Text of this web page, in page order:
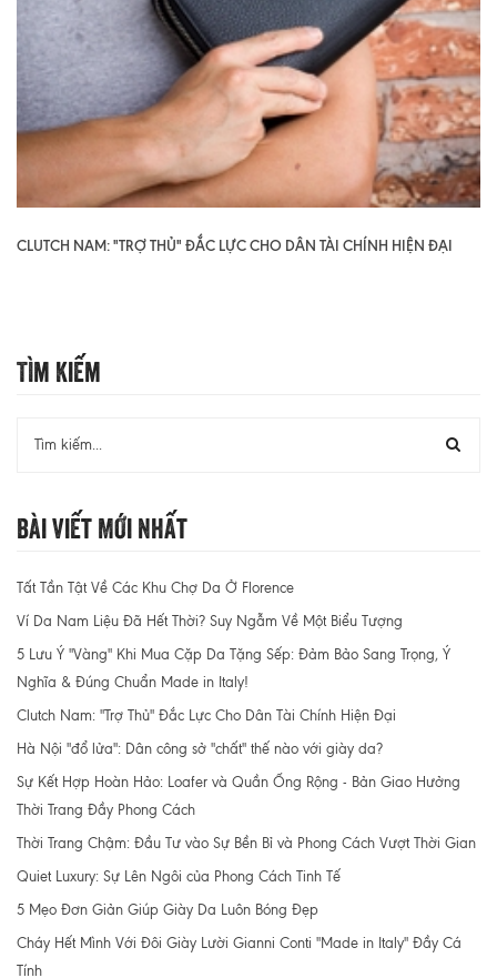
CLUTCH NAM: "TRỢ THỦ" ĐẮC LỰC CHO DÂN TÀI CHÍNH HIỆN ĐẠI
Tìm Kiếm
Bài Viết Mới Nhất
Tất Tần Tật Về Các Khu Chợ Da Ở Florence
Ví Da Nam Liệu Đã Hết Thời? Suy Ngẫm Về Một Biểu Tượng
5 Lưu Ý "Vàng" Khi Mua Cặp Da Tặng Sếp: Đảm Bảo Sang Trọng, Ý
Nghĩa & Đúng Chuẩn Made in Italy!
Clutch Nam: "Trợ Thủ" Đắc Lực Cho Dân Tài Chính Hiện Đại
Hà Nội "đổ lửa": Dân công sở "chất" thế nào với giày da?
Sự Kết Hợp Hoàn Hảo: Loafer và Quần Ống Rộng - Bản Giao Hưởng
Thời Trang Đầy Phong Cách
Thời Trang Chậm: Đầu Tư vào Sự Bền Bỉ và Phong Cách Vượt Thời Gian
Quiet Luxury: Sự Lên Ngôi của Phong Cách Tinh Tế
5 Mẹo Đơn Giản Giúp Giày Da Luôn Bóng Đẹp
Cháy Hết Mình Với Đôi Giày Lười Gianni Conti "Made in Italy" Đầy Cá
Tính